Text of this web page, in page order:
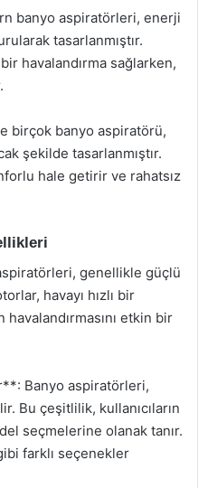
banyo aspiratörleri, enerji
tasarlanmıştır.
havalandırma sağlarken,
birçok banyo aspiratörü,
şekilde tasarlanmıştır.
hale getirir ve rahatsız
genellikle güçlü
havayı hızlı bir
havalandırmasını etkin bir
Banyo aspiratörleri,
Bu çeşitlilik, kullanıcıların
seçmelerine olanak tanır.
farklı seçenekler